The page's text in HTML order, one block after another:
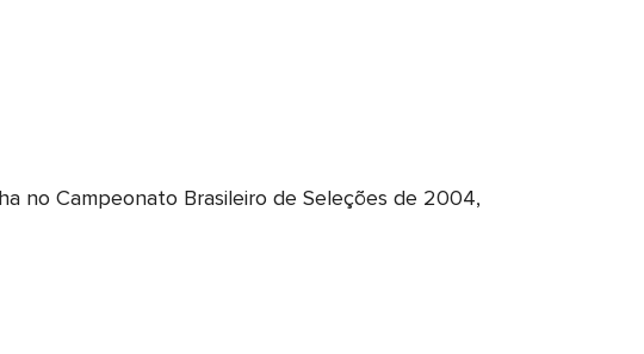
2020
no Campeonato Brasileiro de Seleções de 2004,